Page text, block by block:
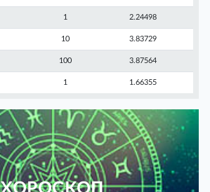
1 2.24498
10 3.83729
100 3.87564
1 1.66355